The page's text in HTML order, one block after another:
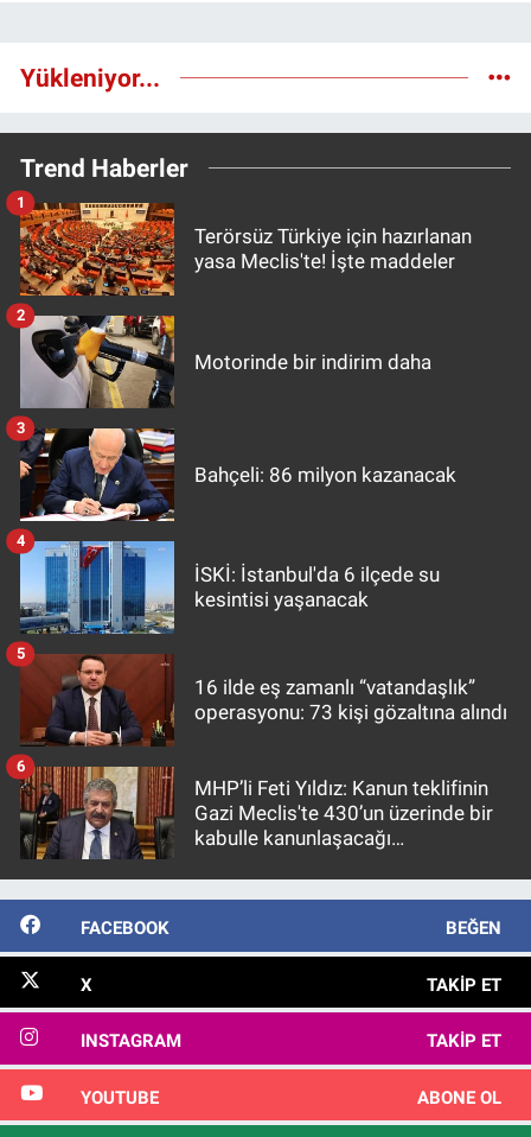
Yükleniyor...
Trend Haberler
Terörsüz Türkiye için hazırlanan
yasa Meclis'te! İşte maddeler
1
Motorinde bir indirim daha
2
Bahçeli: 86 milyon kazanacak
3
İSKİ: İstanbul'da 6 ilçede su
kesintisi yaşanacak
4
16 ilde eş zamanlı “vatandaşlık”
operasyonu: 73 kişi gözaltına alındı
5
MHP’li Feti Yıldız: Kanun teklifinin
Gazi Meclis'te 430’un üzerinde bir
kabulle kanunlaşacağı
6
FACEBOOK BEĞEN
X TAKIP ET
INSTAGRAM TAKIP ET
YOUTUBE ABONE OL